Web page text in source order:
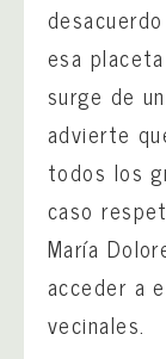
esa
surge de
advierte
todos los
caso
María
acceder a
vecinales.